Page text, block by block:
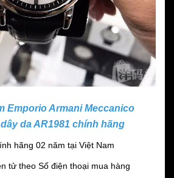
Emporio Armani Meccanico
da AR1981 chính hãng
hãng 02 năm tại Việt Nam
tử theo Số điện thoại mua hàng